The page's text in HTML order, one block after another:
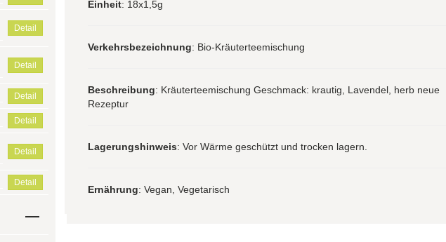
Detail
Detail
Detail
Detail
Detail
Detail
Einheit: 18x1,5g
Verkehrsbezeichnung: Bio-Kräuterteemischung
Beschreibung: Kräuterteemischung Geschmack: krautig, Lavendel, herb neue
Rezeptur
Lagerungshinweis: Vor Wärme geschützt und trocken lagern.
Ernährung: Vegan, Vegetarisch